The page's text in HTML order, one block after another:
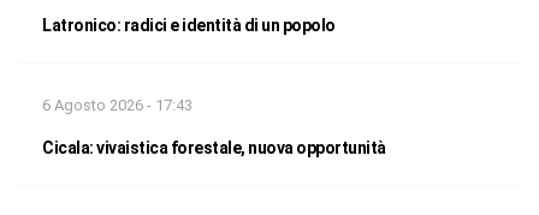
Latronico: radici e identità di un popolo
6 Agosto 2026 - 17:43
Cicala: vivaistica forestale, nuova opportunità